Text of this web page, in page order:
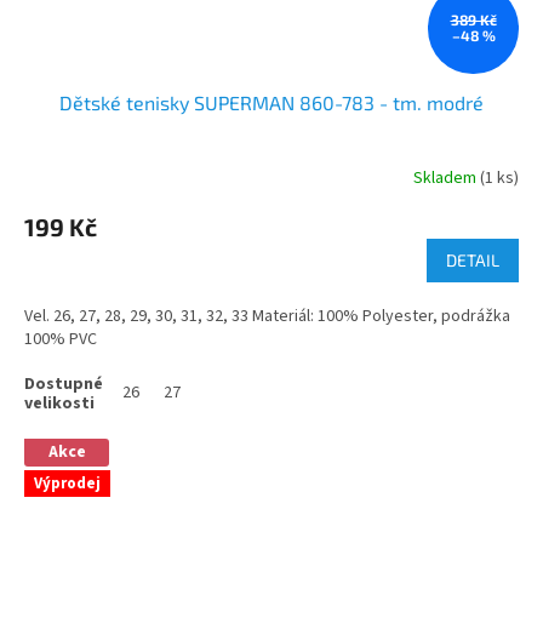
389 Kč
–48 %
Dětské tenisky SUPERMAN 860-783 - tm. modré
Skladem (1 ks)
199 Kč
DETAIL
Vel. 26, 27, 28, 29, 30, 31, 32, 33 Materiál: 100% Polyester, podrážka
100% PVC
26 27
Akce
Výprodej